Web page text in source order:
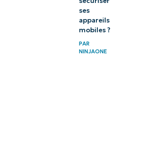
ses
appareils
mobiles ?
PAR
NINJAONE